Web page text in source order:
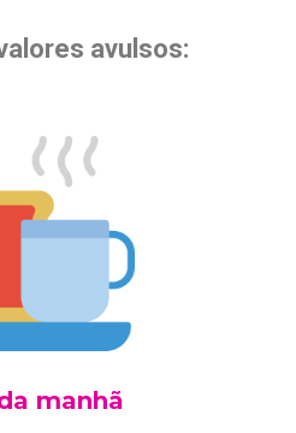
avulsos:
manhã